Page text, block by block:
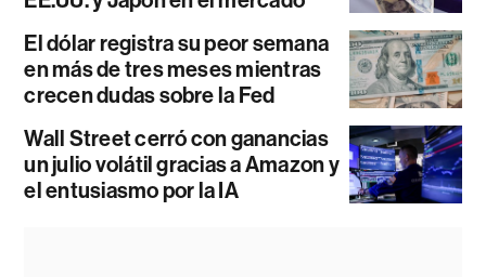
El dólar registra su peor semana
en más de tres meses mientras
crecen dudas sobre la Fed
Wall Street cerró con ganancias
un julio volátil gracias a Amazon y
el entusiasmo por la IA